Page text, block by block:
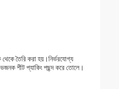
থেকে তৈরি করা হয়।নির্ভরযোগ্য
শীট প্যাকিং পছন্দ করে তোলে।